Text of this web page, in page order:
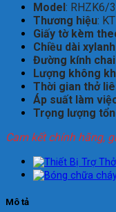
Model: RHZK6/
Thương hiệu:
Giấy tờ kèm
Chiều dài
Đường kính
Lượng không kh
Thời gian thở
Áp suất làm
Trọng lượng
Cam kết chính hãng,
Mô tả